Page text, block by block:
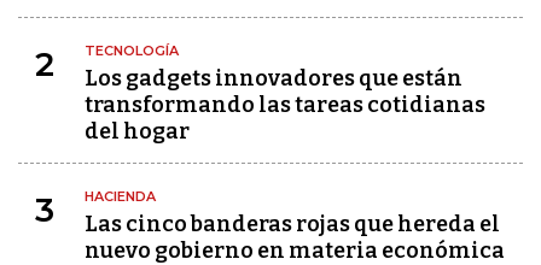
2 TECNOLOGÍA
Los gadgets innovadores que están
transformando las tareas cotidianas
del hogar
3 HACIENDA
Las cinco banderas rojas que hereda el
nuevo gobierno en materia económica